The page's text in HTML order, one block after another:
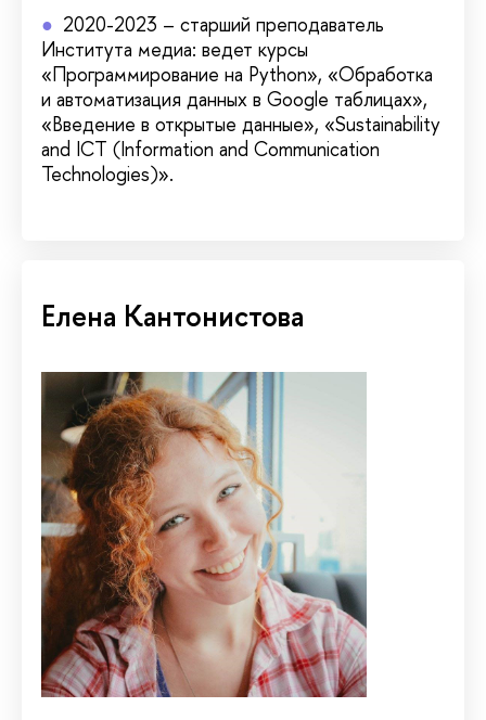
2020-2023 – старший преподаватель
Института медиа: ведет курсы
«Программирование на Python», «Обработка
и автоматизация данных в Google таблицах»,
«Введение в открытые данные», «Sustainability
and ICT (Information and Communication
Technologies)».
Елена Кантонистова